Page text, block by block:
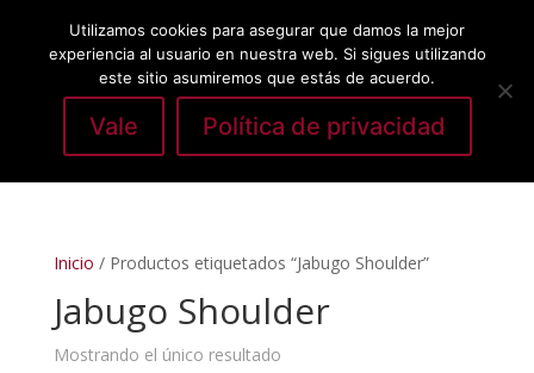
Seleccionar página
Inicio / Productos etiquetados “Jabugo Shoulder”
Jabugo Shoulder
Mostrando el único resultado
Utilizamos cookies para asegurar que damos la mejor
experiencia al usuario en nuestra web. Si sigues utilizando
este sitio asumiremos que estás de acuerdo.
Vale Política de privacidad